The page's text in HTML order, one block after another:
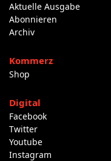
Aktuelle Ausgabe
Abonnieren
Archiv
Kommerz
Shop
Digital
Facebook
Twitter
Youtube
Instagram